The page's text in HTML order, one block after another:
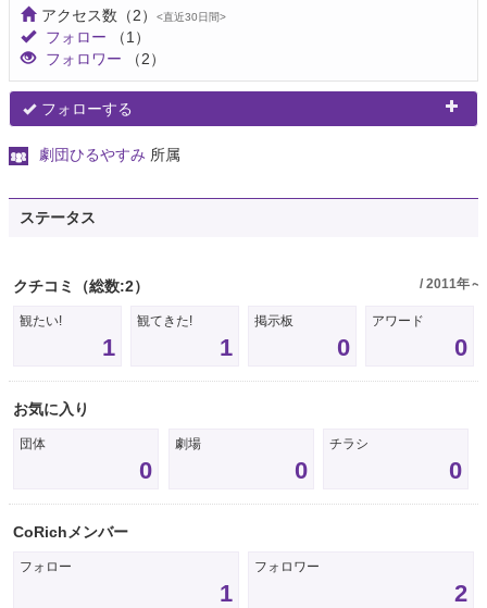
アクセス数 （2） <直近30日間>
フォロー
（1）
フォロワー
（2）
フォローする
劇団ひるやすみ 所属
ステータス
クチコミ （総数:2） / 2011年～
観たい!
1
観てきた!
1
掲示板
0
アワード
0
お気に入り
団体
0
劇場
0
チラシ
0
CoRichメンバー
フォロー
1
フォロワー
2